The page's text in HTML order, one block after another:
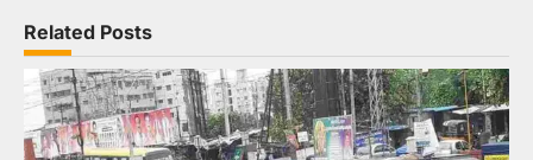
Related Posts